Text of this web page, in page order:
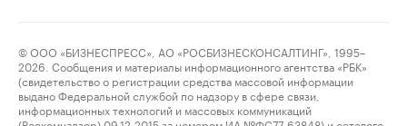
© ООО «БИЗНЕСПРЕСС», АО «РОСБИЗНЕСКОНСАЛТИНГ», 1995–
2026. Сообщения и материалы информационного агентства «РБК»
(свидетельство о регистрации средства массовой информации
выдано Федеральной службой по надзору в сфере связи,
информационных технологий и массовых коммуникаций